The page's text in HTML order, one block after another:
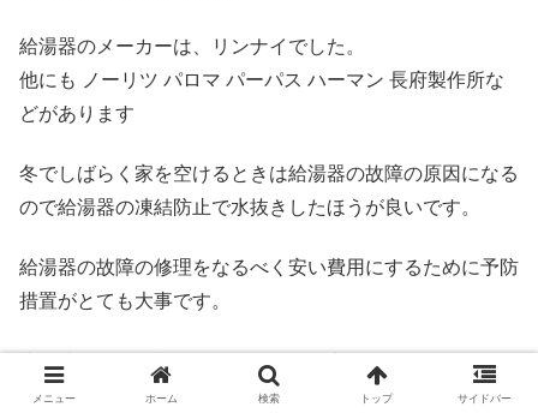
給湯器のメーカーは、リンナイでした。
他にも ノーリツ パロマ パーパス ハーマン 長府製作所な
どがあります
冬でしばらく家を空けるときは給湯器の故障の原因になる
ので給湯器の凍結防止で水抜きしたほうが良いです。
給湯器の故障の修理をなるべく安い費用にするために予防
措置がとても大事です。
少し時間的に余裕があるなら給湯器交換でホームセンター
で下調べするのもおすすめです。
メニュー ホーム 検索 トップ サイドバー